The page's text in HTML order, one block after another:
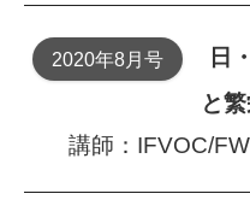
2020年8月号
日
と
講師：IFVOC/